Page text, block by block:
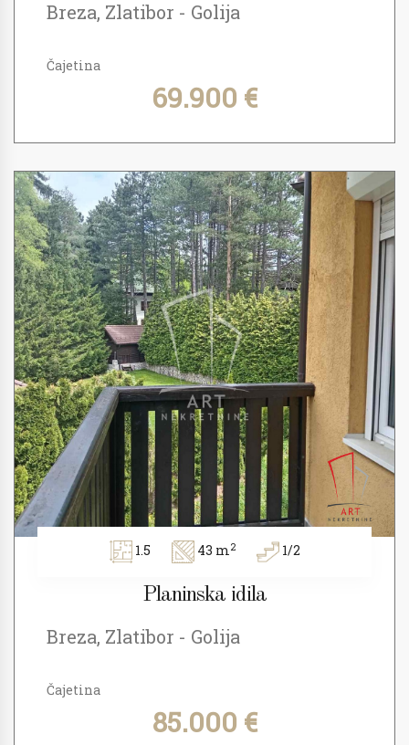
Breza, Zlatibor - Golija
Čajetina
69.900 €
1.5 43 m2 1/2
Planinska idila
Breza, Zlatibor - Golija
Čajetina
85.000 €